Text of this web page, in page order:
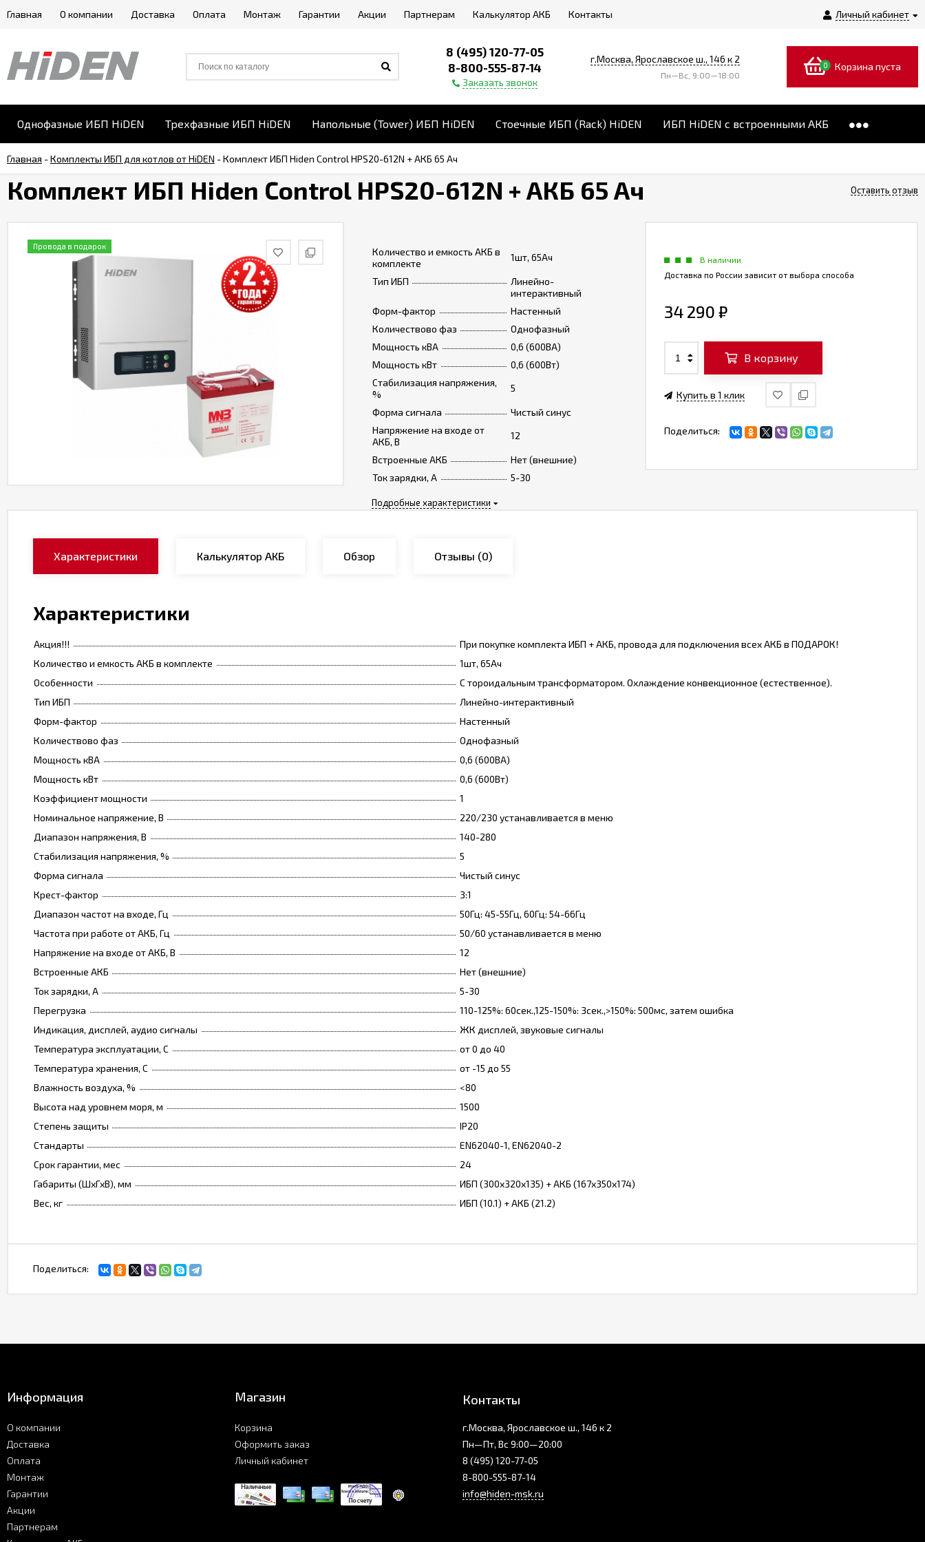
Личный кабинет
Главная О компании Доставка Оплата Монтаж Гарантии Акции Партнерам Калькулятор АКБ Контакты
8 (495) 120-77-05
8-800-555-87-14
Заказать звонок
г.Москва, Ярославское ш., 146 к 2
Пн—Вс, 9:00—18:00
0 Корзина пуста
Однофазные ИБП HiDEN Трехфазные ИБП HiDEN Напольные (Tower) ИБП HiDEN Стоечные ИБП (Rack) HiDEN ИБП HiDEN с встроенными АКБ
Главная -Комплекты ИБП для котлов от HiDEN -Комплект ИБП Hiden Control HPS20-612N + АКБ 65 Ач
Комплект ИБП Hiden Control HPS20-612N + АКБ 65 Ач Оставить отзыв
Провода в подарок
Количество и емкость АКБ в
комплекте
1шт, 65Ач
Тип ИБП
Линейно-
интерактивный
Форм-фактор
Настенный
Количествово фаз
Однофазный
Мощность кВА
0,6 (600ВА)
Мощность кВт
0,6 (600Вт)
Стабилизация напряжения,
%
5
Форма сигнала
Чистый синус
Напряжение на входе от
АКБ, В
12
Встроенные АКБ
Нет (внешние)
Ток зарядки, А
5-30
Подробные характеристики
В наличии
Доставка по России зависит от выбора способа
34 290 ₽
В корзину
Купить в 1 клик
Поделиться:
Характеристики Калькулятор АКБ Обзор Отзывы (0)
Характеристики
Акция!!!
При покупке комплекта ИБП + АКБ, провода для подключения всех АКБ в ПОДАРОК!
Количество и емкость АКБ в комплекте
1шт, 65Ач
Особенности
С тороидальным трансформатором. Охлаждение конвекционное (естественное).
Тип ИБП
Линейно-интерактивный
Форм-фактор
Настенный
Количествово фаз
Однофазный
Мощность кВА
0,6 (600ВА)
Мощность кВт
0,6 (600Вт)
Коэффициент мощности
1
Номинальное напряжение, В
220/230 устанавливается в меню
Диапазон напряжения, В
140-280
Стабилизация напряжения, %
5
Форма сигнала
Чистый синус
Крест-фактор
3:1
Диапазон частот на входе, Гц
50Гц: 45-55Гц, 60Гц: 54-66Гц
Частота при работе от АКБ, Гц
50/60 устанавливается в меню
Напряжение на входе от АКБ, В
12
Встроенные АКБ
Нет (внешние)
Ток зарядки, А
5-30
Перегрузка
110-125%: 60сек.,125-150%: 3сек.,>150%: 500мс, затем ошибка
Индикация, дисплей, аудио сигналы
ЖК дисплей, звуковые сигналы
Температура эксплуатации, C
от 0 до 40
Температура хранения, C
от -15 до 55
Влажность воздуха, %
<80
Высота над уровнем моря, м
1500
Степень защиты
IP20
Стандарты
EN62040-1, EN62040-2
Срок гарантии, мес
24
Габариты (ШхГхВ), мм
ИБП (300х320х135) + АКБ (167х350х174)
Вес, кг
ИБП (10.1) + АКБ (21.2)
Поделиться:
Информация
О компании
Доставка
Оплата
Монтаж
Гарантии
Акции
Партнерам
Магазин
Корзина
Оформить заказ
Личный кабинет
Контакты
г.Москва, Ярославское ш., 146 к 2
Пн—Пт, Вс 9:00—20:00
8 (495) 120-77-05
8-800-555-87-14
info@hiden-msk.ru